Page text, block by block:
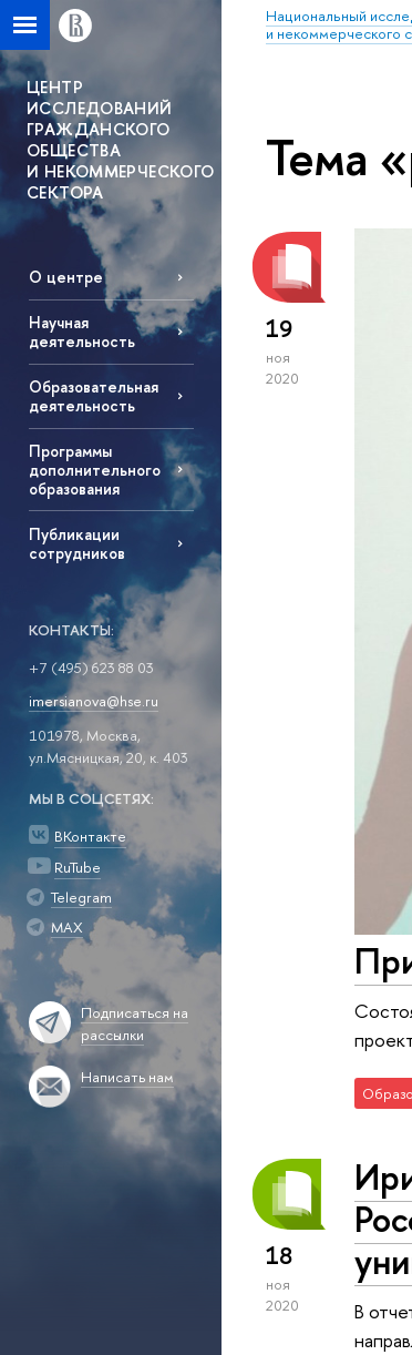
Национальный
и некоммерческого
ЦЕНТР
ИССЛЕДОВАНИЙ
ГРАЖДАНСКОГО
ОБЩЕСТВА
И НЕКОММЕРЧЕСКОГО
СЕКТОРА
О центре
Научная
деятельность
Образовательная
деятельность
Программы
дополнительного
образования
Публикации
сотрудников
КОНТАКТЫ:
+7 (495) 623 88 03
imersianova@hse.ru
101978, Москва,
ул.Мясницкая, 20, к. 403
МЫ В СОЦСЕТЯХ:
ВКонтакте
RuTube
Telegram
MAX
Подписаться на
рассылки
Написать нам
Тема
19
ноя
2020
18
ноя
2020
В